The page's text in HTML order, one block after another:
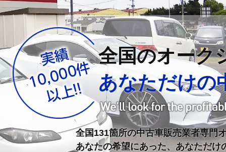
全国のオーク
あなただけの
全国131箇所の中古車販売業者専門
あなたの希望にあった、あなただけ